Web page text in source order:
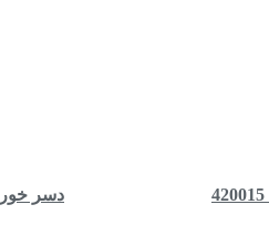
دسر خوری